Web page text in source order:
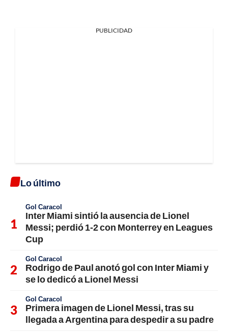
PUBLICIDAD
Lo último
Gol Caracol
Inter Miami sintió la ausencia de Lionel
Messi; perdió 1-2 con Monterrey en Leagues
Cup
Gol Caracol
Rodrigo de Paul anotó gol con Inter Miami y
se lo dedicó a Lionel Messi
Gol Caracol
Primera imagen de Lionel Messi, tras su
llegada a Argentina para despedir a su padre